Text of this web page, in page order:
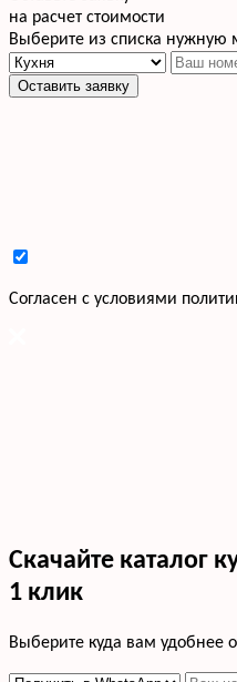
на расчет стоимости
Выберите из списка нужную
Оставить заявку
Cогласен с условиями
Скачайте каталог
1 клик
Выберите куда вам удобнее